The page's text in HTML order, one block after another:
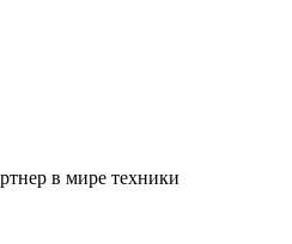
в мире техники